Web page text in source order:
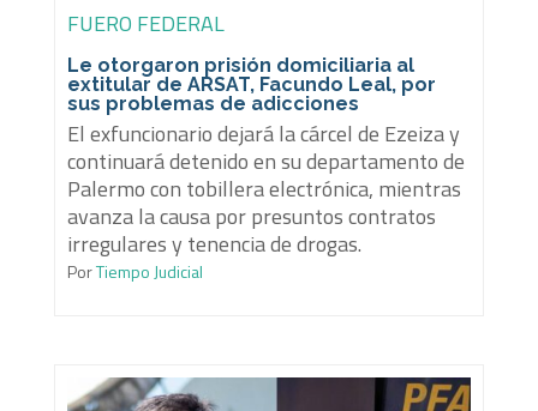
FUERO FEDERAL
Le otorgaron prisión domiciliaria al
extitular de ARSAT, Facundo Leal, por
sus problemas de adicciones
El exfuncionario dejará la cárcel de Ezeiza y
continuará detenido en su departamento de
Palermo con tobillera electrónica, mientras
avanza la causa por presuntos contratos
irregulares y tenencia de drogas.
PorTiempo Judicial